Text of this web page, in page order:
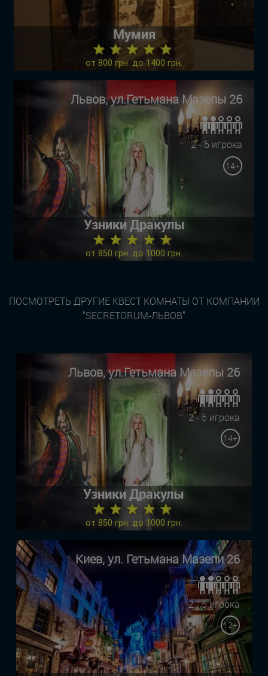
Мумия
★ ★ ★ ★ ★
от 800 грн. до 1400 грн.
Львов, ул.Гетьмана Мазепы 26
2 - 5 игрока
14+
Узники Дракулы
★ ★ ★ ★ ★
от 850 грн. до 1000 грн.
ПОСМОТРЕТЬ ДРУГИЕ КВЕСТ КОМНАТЫ ОТ КОМПАНИИ
"SECRETORUM-ЛЬВОВ"
Львов, ул.Гетьмана Мазепы 26
2 - 5 игрока
14+
Узники Дракулы
★ ★ ★ ★ ★
от 850 грн. до 1000 грн.
Киев, ул. Гетьмана Мазепи 26
2 - 5 игрока
12+